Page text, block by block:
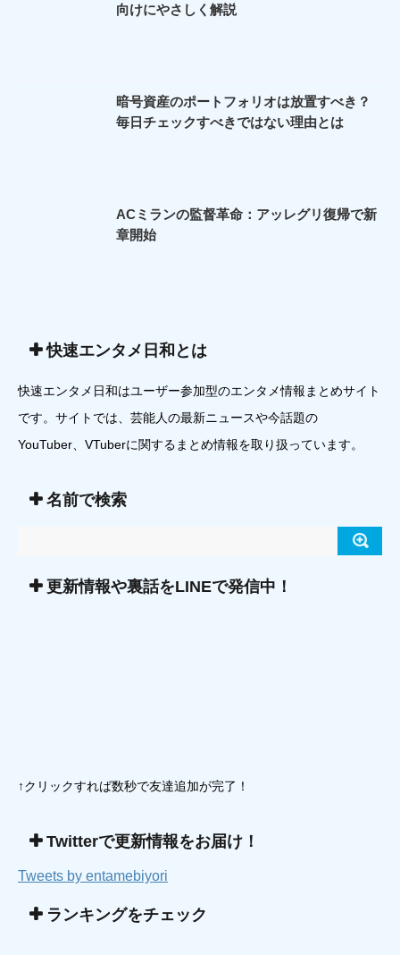
向けにやさしく解説
暗号資産のポートフォリオは放置すべき？
毎日チェックすべきではない理由とは
ACミランの監督革命：アッレグリ復帰で新
章開始
快速エンタメ日和とは
快速エンタメ日和はユーザー参加型のエンタメ情報まとめサイト
です。サイトでは、芸能人の最新ニュースや今話題の
YouTuber、VTuberに関するまとめ情報を取り扱っています。
名前で検索
更新情報や裏話をLINEで発信中！
↑クリックすれば数秒で友達追加が完了！
Twitterで更新情報をお届け！
Tweets by entamebiyori
ランキングをチェック